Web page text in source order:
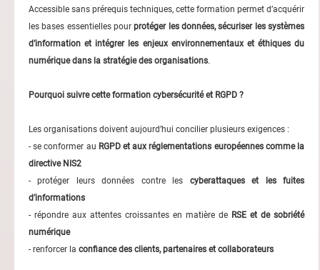
Accessible sans prérequis techniques, cette formation permet d’acquérir
les bases essentielles pourprotéger les données, sécuriser les systèmes
d’information et intégrer les enjeux environnementaux et éthiques du
numérique dans la stratégie des organisations.
Pourquoi suivre cette formation cybersécurité et RGPD ?
Les organisations doivent aujourd’hui concilier plusieurs exigences :
- se conformer au RGPD et aux réglementations européennes comme la
directive NIS2
- protéger leurs données contre les cyberattaques et les fuites
d’informations
- répondre aux attentes croissantes en matière de RSE et de sobriété
numérique
- renforcer la confiance des clients, partenaires et collaborateurs